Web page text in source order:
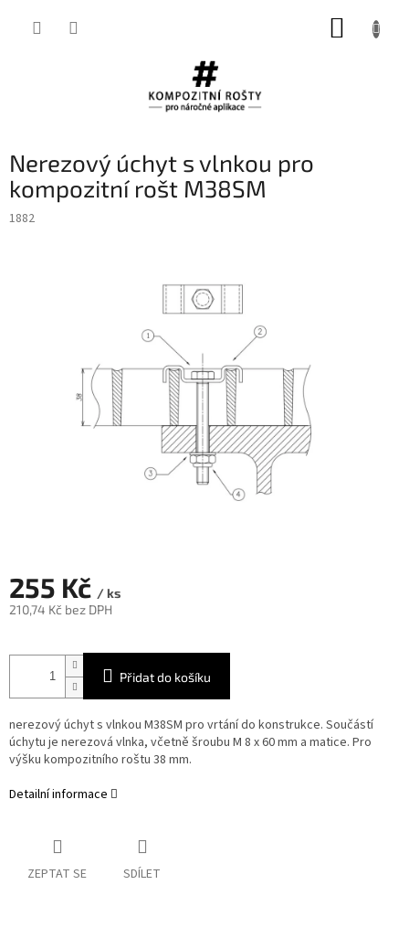
Nerezový úchyt s vlnkou pro
kompozitní rošt M38SM
1882
255 Kč / ks
210,74 Kč bez DPH
cena:
Přidat do košíku
nerezový úchyt s vlnkou M38SM pro vrtání do konstrukce. Součástí
úchytu je nerezová vlnka, včetně šroubu M 8 x 60 mm a matice. Pro
výšku kompozitního roštu 38 mm.
Detailní informace
ZEPTAT SE SDÍLET